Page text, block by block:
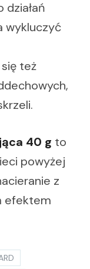
wykluczyć
też
40 g to
powyżej
z
efektem